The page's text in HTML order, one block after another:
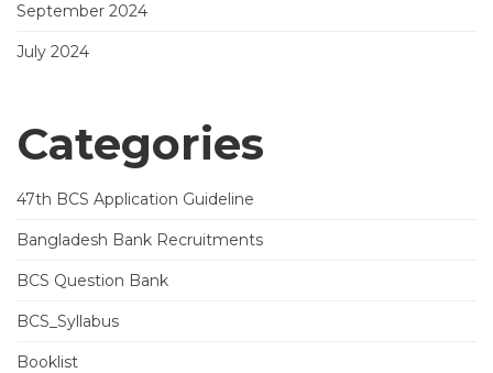
September 2024
July 2024
Categories
47th BCS Application Guideline
Bangladesh Bank Recruitments
BCS Question Bank
BCS_Syllabus
Booklist